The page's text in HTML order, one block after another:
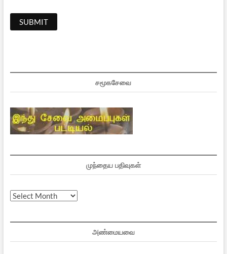
சமூகசேவை
முந்தைய பதிவுகள்
முந்தைய
அண்மையவை